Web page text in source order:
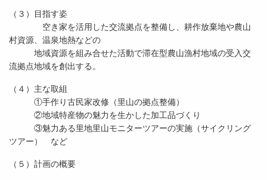
（３）目指す姿
空き家を活用した交流拠点を整備し、耕作放棄地や農山
村資源、温泉地熱などの
地域資源を組み合せた活動で滞在型農山漁村地域の受入交
流拠点地域を創出する。
（４）主な取組
①手作り古民家改修（里山の拠点整備）
②地域特産物の魅力を生かした加工品づくり
③魅力ある里地里山モニターツアーの実施（サイクリング
ツアー） など
（５）計画の概要